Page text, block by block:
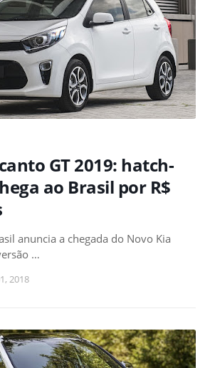
GT 2019: hatch-
ao Brasil por R$
anuncia a chegada do Novo Kia
…
2018